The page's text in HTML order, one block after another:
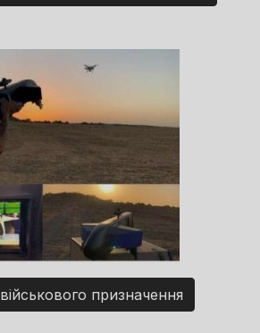
призначення